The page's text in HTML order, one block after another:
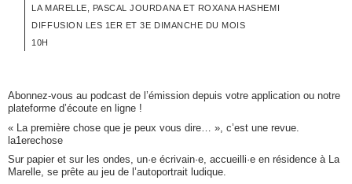
LA MARELLE, PASCAL JOURDANA ET ROXANA HASHEMI
DIFFUSION LES 1ER ET 3E DIMANCHE DU MOIS
10H
Abonnez-vous au podcast de l’émission depuis votre application ou notre
plateforme d’écoute en ligne !
« La première chose que je peux vous dire… », c’est une revue.
la1erechose
Sur papier et sur les ondes, un·e écrivain·e, accueilli·e en résidence à La
Marelle, se prête au jeu de l’autoportrait ludique.